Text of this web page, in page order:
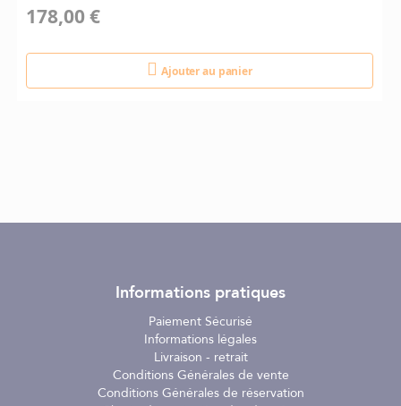
178,00 €
Ajouter au panier
Informations pratiques
Paiement Sécurisé
Informations légales
Livraison - retrait
Conditions Générales de vente
Conditions Générales de réservation